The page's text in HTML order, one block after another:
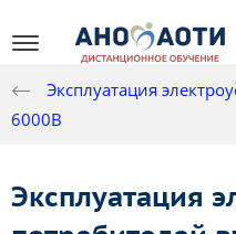
Эксплуатация
6000В
Эксплуатация